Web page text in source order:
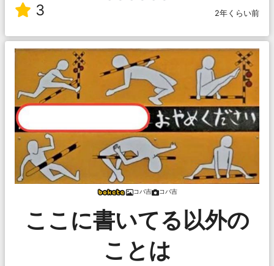
3 2年くらい前
コバ吉 コバ吉
ここに書いてる以外の
ことは